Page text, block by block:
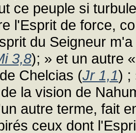
ce peuple si
l'Esprit de force,
du Seigneur
3,8); » et un autre
Chelcias (Jr 1,1) ;
la vision de
autre terme, fait
ceux dont